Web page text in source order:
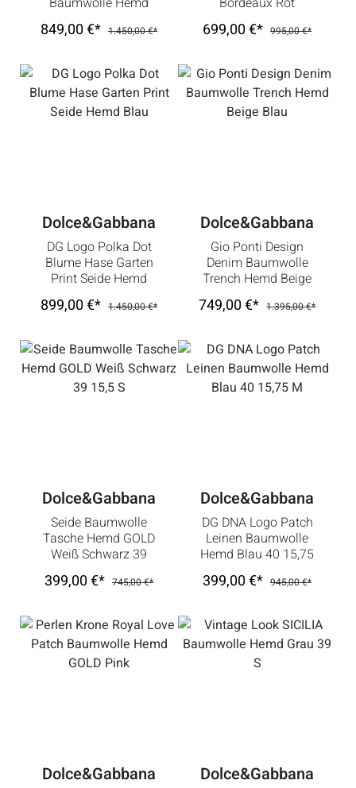
Blau
849,00 €* 1.450,00 €* 699,00 €* 995,00 €*
Dolce&Gabbana
DG Logo Polka Dot
Blume Hase Garten
Print Seide Hemd
Blau
899,00 €* 1.450,00 €*
Dolce&Gabbana
Gio Ponti Design
Denim Baumwolle
Trench Hemd Beige
Blau
749,00 €* 1.395,00 €*
Dolce&Gabbana
Seide Baumwolle
Tasche Hemd GOLD
Weiß Schwarz 39
15,5 S
399,00 €* 745,00 €*
Dolce&Gabbana
DG DNA Logo Patch
Leinen Baumwolle
Hemd Blau 40 15,75
M
399,00 €* 945,00 €*
Dolce&Gabbana Dolce&Gabbana